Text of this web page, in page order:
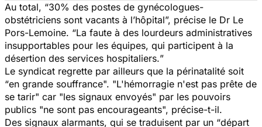
Au total, “30% des postes de gynécologues-
obstétriciens sont vacants à l’hôpital”, précise le Dr Le
Pors-Lemoine. “La faute à des lourdeurs administratives
insupportables pour les équipes, qui participent à la
désertion des services hospitaliers.”
Le syndicat regrette par ailleurs que la périnatalité soit
“en grande souffrance". "L'hémorragie n'est pas prête de
se tarir" car "les signaux envoyés" par les pouvoirs
publics "ne sont pas encourageants", précise-t-il.
Des signaux alarmants, qui se traduisent par un “départ